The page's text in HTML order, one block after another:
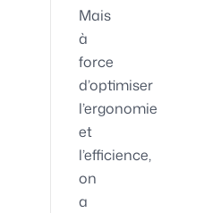
Mais
à
force
d’optimiser
l’ergonomie
et
l’efficience,
on
a